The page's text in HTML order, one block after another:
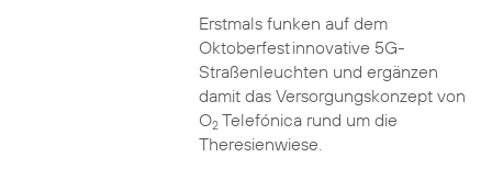
Erstmals funken auf dem
Oktoberfest innovative 5G-
Straßenleuchten und ergänzen
damit das Versorgungskonzept von
O2Telefónica rund um die
Theresienwiese.